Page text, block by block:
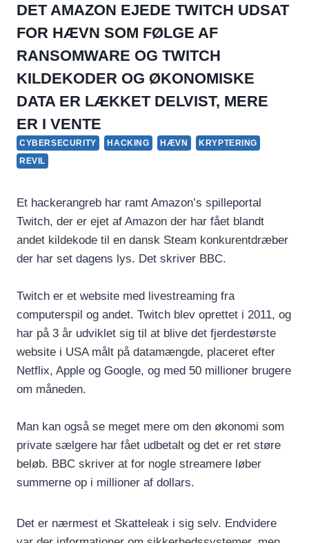
DET AMAZON EJEDE TWITCH UDSAT
FOR HÆVN SOM FØLGE AF
RANSOMWARE OG TWITCH
KILDEKODER OG ØKONOMISKE
DATA ER LÆKKET DELVIST, MERE
ER I VENTE
CYBERSECURITY HACKING HÆVN
KRYPTERING
REVIL
Et hackerangreb har ramt Amazon’s spilleportal
Twitch, der er ejet af Amazon der har fået blandt
andet kildekode til en dansk Steam konkurentdræber
der har set dagens lys. Det skriver BBC.
Twitch er et website med livestreaming fra
computerspil og andet. Twitch blev oprettet i 2011, og
har på 3 år udviklet sig til at blive det fjerdestørste
website i USA målt på datamængde, placeret efter
Netflix, Apple og Google, og med 50 millioner brugere
om måneden.
Man kan også se meget mere om den økonomi som
private sælgere har fået udbetalt og det er ret støre
beløb. BBC skriver at for nogle streamere løber
summerne op i millioner af dollars.
Det er nærmest et Skatteleak i sig selv. Endvidere